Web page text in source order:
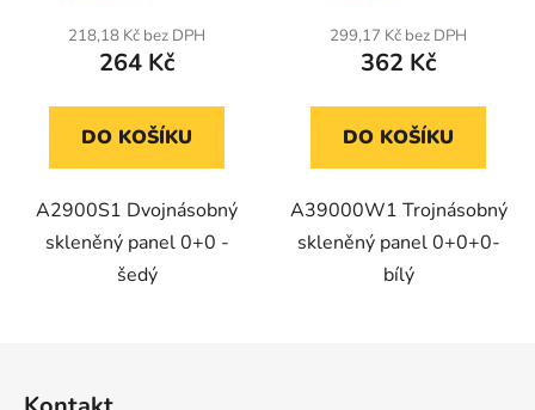
218,18 Kč bez DPH
264 Kč
DO KOŠÍKU
A2900S1 Dvojnásobný
skleněný panel 0+0 -
šedý
299,17 Kč bez DPH
362 Kč
DO KOŠÍKU
A39000W1 Trojnásobný
skleněný panel 0+0+0-
bílý